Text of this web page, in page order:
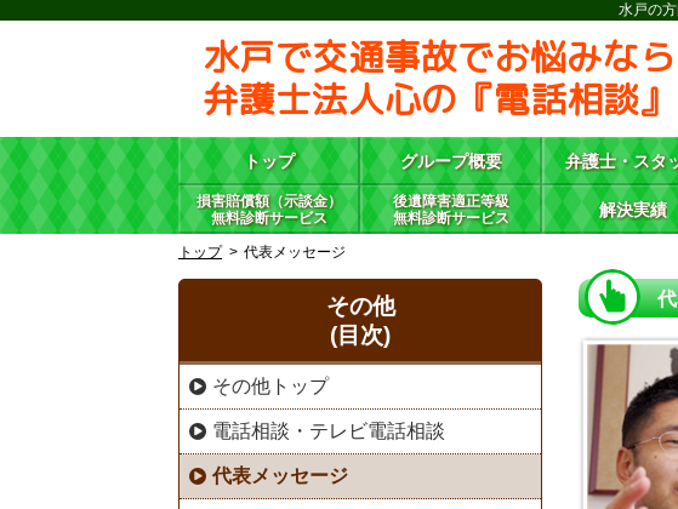
水戸の
水戸で交通事故でお悩みなら
弁護士法人心の『電話相談』
トップ グループ概要 弁護士・スタ
損害賠償額（示談金）
無料診断サービス
後遺障害適正等級
無料診断サービス
解決実績
トップ
代表メッセージ
その他
(目次)
その他トップ
電話相談・テレビ電話相談
代表メッセージ